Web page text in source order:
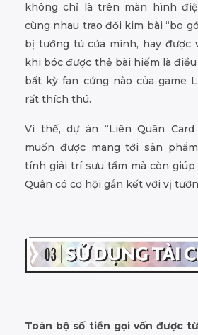
không chỉ là trên màn hình
cùng nhau trao đổi kim bài “bo
bị tướng tủ của mình, hay được
khi bóc được thẻ bài hiếm là
bất kỳ fan cứng nào của game
rất thích thú.
Vì thế, dự án “Liên Quân Card
muốn được mang tới sản
tính giải trí sưu tầm mà còn giúp
Quân có cơ hội gắn kết với vị
Toàn bộ số tiền gọi vốn được